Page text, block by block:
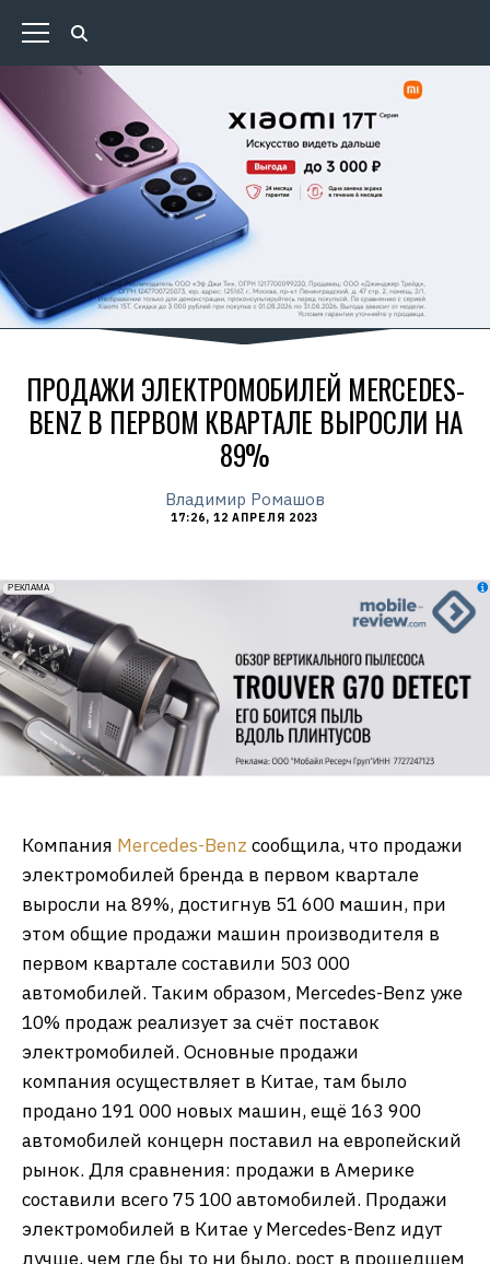
ПРОДАЖИ ЭЛЕКТРОМОБИЛЕЙ MERCEDES-
BENZ В ПЕРВОМ КВАРТАЛЕ ВЫРОСЛИ НА
89%
Владимир Ромашов
17:26, 12 АПРЕЛЯ 2023
erid: 2VfnxxmNzs5
РЕКЛАМА
Компания Mercedes-Benz сообщила, что продажи
электромобилей бренда в первом квартале
выросли на 89%, достигнув 51 600 машин, при
этом общие продажи машин производителя в
первом квартале составили 503 000
автомобилей. Таким образом, Mercedes-Benz уже
10% продаж реализует за счёт поставок
электромобилей. Основные продажи
компания осуществляет в Китае, там было
продано 191 000 новых машин, ещё 163 900
автомобилей концерн поставил на европейский
рынок. Для сравнения: продажи в Америке
составили всего 75 100 автомобилей. Продажи
электромобилей в Китае у Mercedes-Benz идут
лучше, чем где бы то ни было, рост в прошедшем